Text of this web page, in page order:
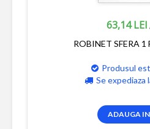
63,14 LEI
ROBINET SFERA
Produsul
Se expediaza
ADAUGA